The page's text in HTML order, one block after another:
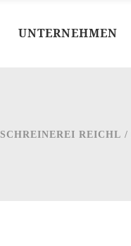
UNTERNEHMEN
SCHREINEREI REICHL /